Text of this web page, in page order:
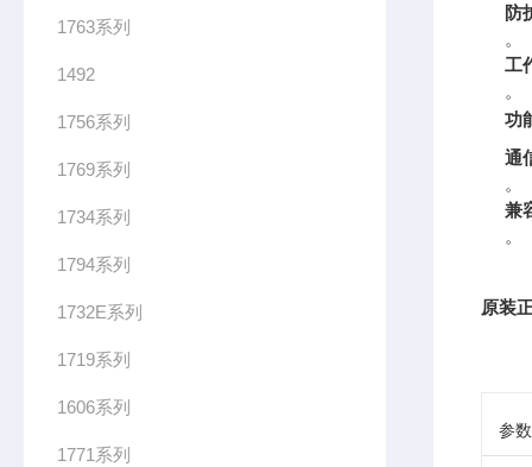
1763系列
1492
1756系列
1769系列
1734系列
1794系列
1732E系列
1719系列
1606系列
1771系列
防
。
工
。
功
通
。
兼
。
原装
参